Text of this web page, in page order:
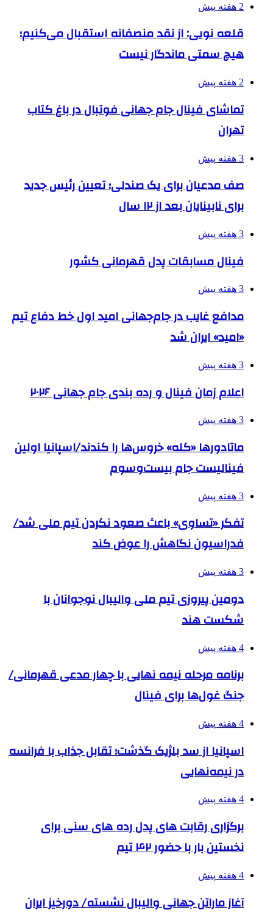
2 هفته پیش
قلعه نویی: از نقد منصفانه استقبال می‌کنیم؛
هیچ سمتی ماندگار نیست
2 هفته پیش
تماشای فینال جام جهانی فوتبال در باغ کتاب
تهران
3 هفته پیش
صف مدعیان برای یک صندلی؛ تعیین رئیس جدید
برای نابینایان بعد از ۱۲ سال
3 هفته پیش
فینال مسابقات پدل قهرمانی کشور
3 هفته پیش
مدافع غایب در جام‌جهانی امید اول خط دفاع تیم
«امید» ایران شد
3 هفته پیش
اعلام زمان فینال و رده بندی جام جهانی ۲۰۲۶
3 هفته پیش
ماتادورها «کله» خروس‌ها را کندند/اسپانیا اولین
فینالیست جام بیست‌وسوم
3 هفته پیش
تفکر «تساوی» باعث صعود نکردن تیم ملی شد/
فدراسیون نگاهش را عوض کند
3 هفته پیش
دومین پیروزی تیم ملی والیبال نوجوانان با
شکست هند
4 هفته پیش
برنامه مرحله نیمه نهایی با چهار مدعی قهرمانی/
جنگ غول‌ها برای فینال
4 هفته پیش
اسپانیا از سد بلژیک گذشت؛ تقابل جذاب با فرانسه
در نیمه‌نهایی
4 هفته پیش
برگزاری رقابت های پدل رده های سنی برای
نخستین بار با حضور ۴۲ تیم
4 هفته پیش
آغاز ماراتن جهانی والیبال نشسته/ دورخیز ایران